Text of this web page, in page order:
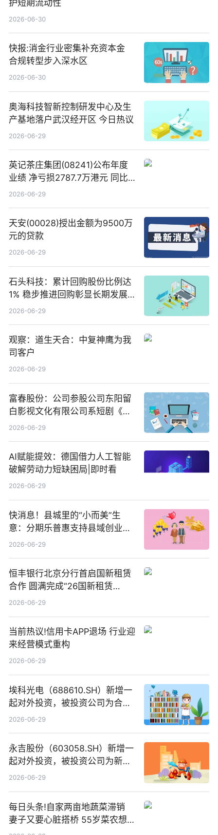
护短期流动性
2026-06-30
快报:消金行业密集补充资本金
合规转型步入深水区
2026-06-30
奥海科技智新控制研发中心及生
产基地落户武汉经开区 今日热议
2026-06-29
英记茶庄集团(08241)公布年度
业绩 净亏损2787.7万港元 同比
扩大65.15% 焦点速读
2026-06-29
天安(00028)授出金额为9500万
元的贷款
2026-06-29
石头科技：累计回购股份比例达
1% 稳步推进回购彰显长期发展
信心 新动态
2026-06-29
观察：道生天合：中复神鹰为我
司客户
2026-06-29
富春股份：公司参股公司东阳留
白影视文化有限公司系短剧《风
声之双生谜局》的出品方 热门看
2026-06-29
AI赋能提效：德国借力人工智能
破解劳动力短缺困局|即时看
2026-06-29
快消息！县城里的“小而美”生
意：分期乐普惠支持县域创业者
扎根生长
2026-06-29
恒丰银行北京分行首启国新租赁
合作 圆满完成“26国新租赁
SCP003”发行_焦点精选
2026-06-29
当前热议!信用卡APP退场 行业迎
来经营模式重构
2026-06-29
埃科光电（688610.SH）新增一
起对外投资，被投资公司为合肥
元随信息技术有限公司
2026-06-29
永吉股份（603058.SH）新增一
起对外投资，被投资公司为新绘
纪（重庆）科技有限公司
2026-06-29
每日头条!自家两亩地蔬菜滞销
妻子又要心脏搭桥 55岁菜农想
多卖点菜筹治病钱